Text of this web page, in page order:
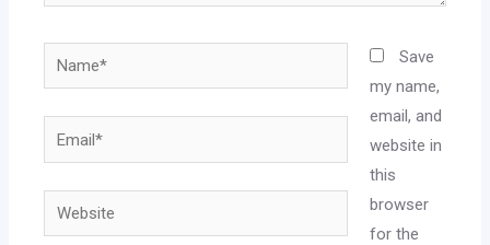
Save
my name,
email, and
website in
this
browser
for the